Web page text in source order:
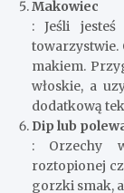
Makowiec
: Jeśli
towarzystwie.
makiem.
włoskie, a
dodatkową
Dip lub
: Orzechy
roztopionej
gorzki smak,